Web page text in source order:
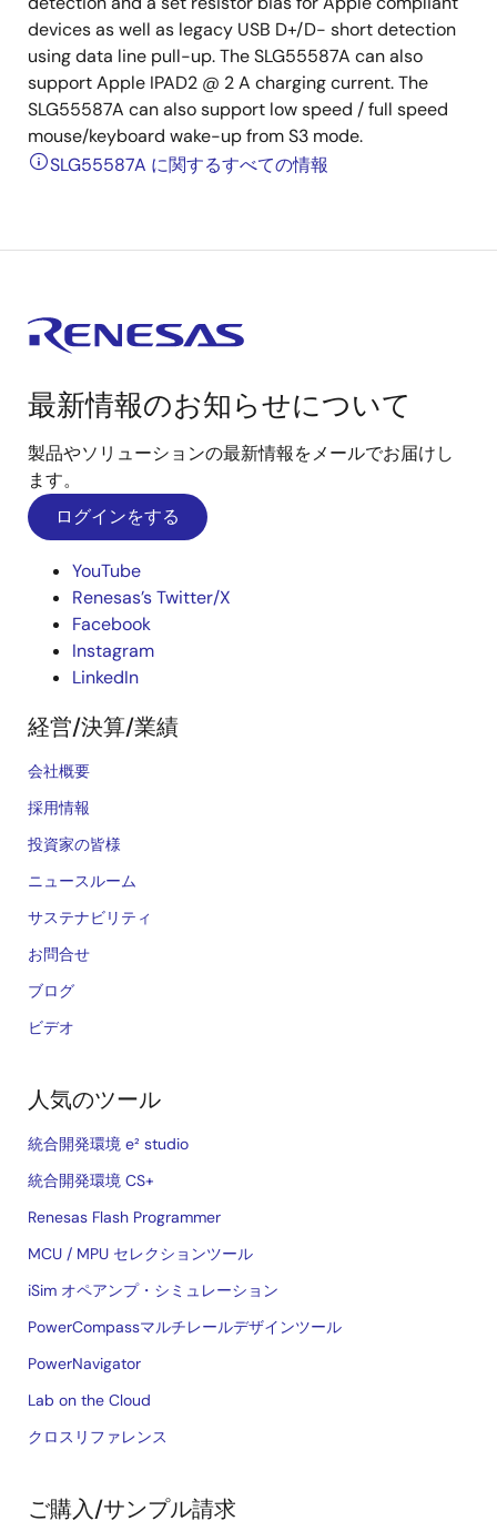
devices as well as legacy USB D+/D- short detection
using data line pull-up. The SLG55587A can also
support Apple IPAD2 @ 2 A charging current. The
SLG55587A can also support low speed / full speed
mouse/keyboard wake-up from S3 mode.
SLG55587A に関するすべての情報
最新情報のお知らせについて
製品やソリューションの最新情報をメールでお届けし
ます。
ログインをする
YouTube
Renesas’s Twitter/X
Facebook
Instagram
LinkedIn
経営/決算/業績
会社概要
採用情報
投資家の皆様
ニュースルーム
サステナビリティ
お問合せ
ブログ
ビデオ
人気のツール
統合開発環境 e² studio
統合開発環境 CS+
Renesas Flash Programmer
MCU / MPU セレクションツール
iSim オペアンプ・シミュレーション
PowerCompassマルチレールデザインツール
PowerNavigator
Lab on the Cloud
クロスリファレンス
ご購入/サンプル請求